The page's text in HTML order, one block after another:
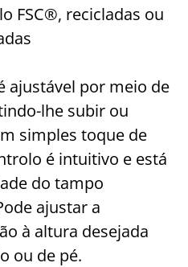
FSC®, recicladas ou
ajustável por meio de
lhe subir ou
simples toque de
é intuitivo e está
do tampo
ajustar a
à altura desejada
ou de pé.